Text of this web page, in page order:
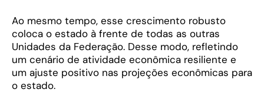
Ao mesmo tempo, esse crescimento robusto
coloca o estado à frente de todas as outras
Unidades da Federação. Desse modo, refletindo
um cenário de atividade econômica resiliente e
um ajuste positivo nas projeções econômicas para
o estado.